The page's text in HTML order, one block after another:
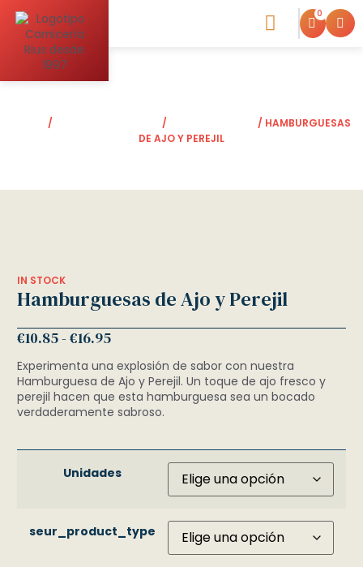
0
/ /
/ HAMBURGUESAS
DE AJO Y PEREJIL
IN STOCK
Hamburguesas de Ajo y Perejil
€10.85-€16.95
Experimenta una explosión de sabor con nuestra
Hamburguesa de Ajo y Perejil. Un toque de ajo fresco y
perejil hacen que esta hamburguesa sea un bocado
verdaderamente sabroso.
Unidades
seur_product_type